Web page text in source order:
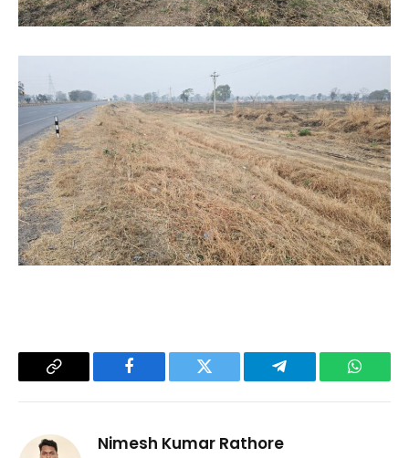
Copy
Facebook Twitter Telegram
Nimesh Kumar Rathore